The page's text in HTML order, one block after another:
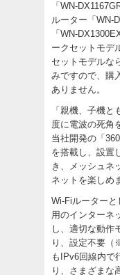
「WN-
ルーター「WN-
「WN-
ークセットモデ
セットモデルな
みですので、購
ありません。
「親機、子機
度に電波の死角
当社開発の「
を搭載し、設置
き、メッシュネ
ネットを楽しめ
Wi-Fiルーターと
用のインターネ
し、適切な動作
り、設定不要（
もIPv6回線内で
り、さまざまな